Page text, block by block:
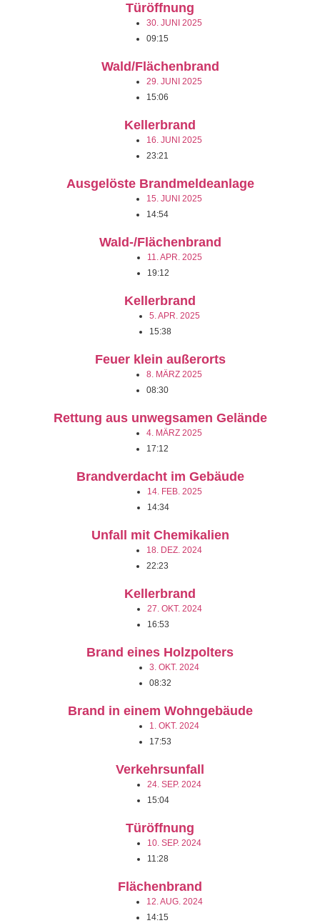
Türöffnung
30. JUNI 2025
09:15
Wald/Flächenbrand
29. JUNI 2025
15:06
Kellerbrand
16. JUNI 2025
23:21
Ausgelöste Brandmeldeanlage
15. JUNI 2025
14:54
Wald-/Flächenbrand
11. APR. 2025
19:12
Kellerbrand
5. APR. 2025
15:38
Feuer klein außerorts
8. MÄRZ 2025
08:30
Rettung aus unwegsamen Gelände
4. MÄRZ 2025
17:12
Brandverdacht im Gebäude
14. FEB. 2025
14:34
Unfall mit Chemikalien
18. DEZ. 2024
22:23
Kellerbrand
27. OKT. 2024
16:53
Brand eines Holzpolters
3. OKT. 2024
08:32
Brand in einem Wohngebäude
1. OKT. 2024
17:53
Verkehrsunfall
24. SEP. 2024
15:04
Türöffnung
10. SEP. 2024
11:28
Flächenbrand
12. AUG. 2024
14:15